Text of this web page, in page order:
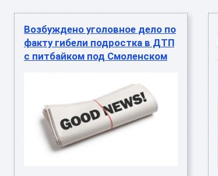
Возбуждено уголовное дело по
факту гибели подростка в ДТП
с питбайком под Смоленском